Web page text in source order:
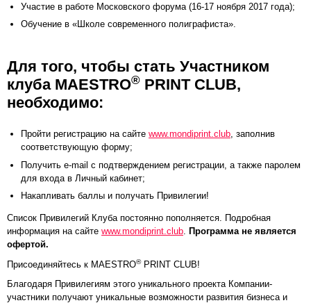
Участие в работе Московского форума (16-17 ноября 2017 года);
Обучение в «Школе современного полиграфиста».
Для того, чтобы стать Участником
клуба MAESTRO® PRINT СLUB,
необходимо:
Пройти регистрацию на сайте www.mondiprint.club, заполнив
соответствующую форму;
Получить e-mail с подтверждением регистрации, а также паролем
для входа в Личный кабинет;
Накапливать баллы и получать Привилегии!
Список Привилегий Клуба постоянно пополняется. Подробная
информация на сайте www.mondiprint.club. Программа не является
офертой.
Присоединяйтесь к MAESTRO®PRINT СLUB!
Благодаря Привилегиям этого уникального проекта Компании-
участники получают уникальные возможности развития бизнеса и